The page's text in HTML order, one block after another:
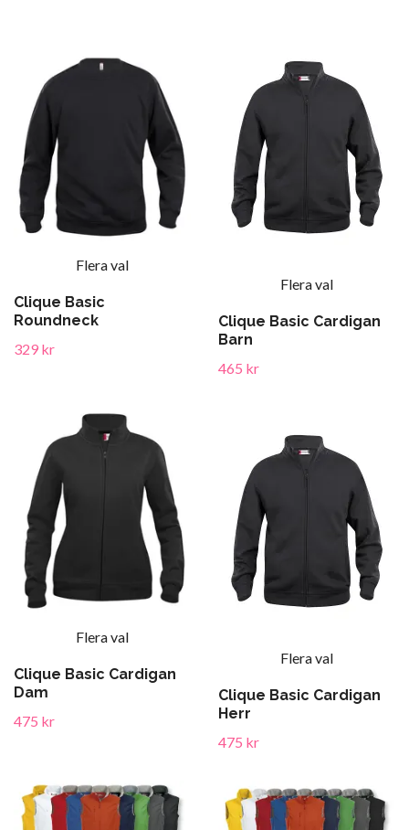
Flera val
Clique Basic
Roundneck
329 kr
Flera val
Clique Basic Cardigan
Barn
465 kr
Flera val
Clique Basic Cardigan
Dam
475 kr
Flera val
Clique Basic Cardigan
Herr
475 kr